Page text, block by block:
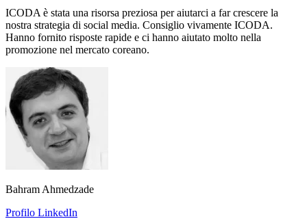
ICODA è stata una risorsa preziosa per aiutarci a far crescere la
nostra strategia di social media. Consiglio vivamente ICODA.
Hanno fornito risposte rapide e ci hanno aiutato molto nella
promozione nel mercato coreano.
Bahram Ahmedzade
Profilo LinkedIn